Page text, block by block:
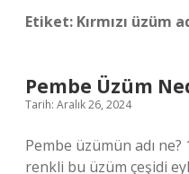
Etiket: Kırmızı üzüm
Pembe Üzüm
Tarih: Aralık 26, 2024
Pembe üzümün adı
renkli bu üzüm çeşidi